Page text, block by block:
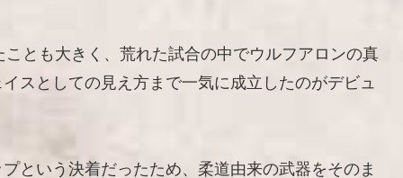
とも大きく、荒れた試合の中でウルフアロンの真
スとしての見え方まで一気に成立したのがデビュ
という決着だったため、柔道由来の武器をそのま